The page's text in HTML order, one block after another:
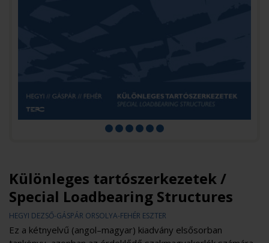
Különleges tartószerkezetek /
Special Loadbearing Structures
HEGYI DEZSŐ-GÁSPÁR ORSOLYA-FEHÉR ESZTER
Ez a kétnyelvű (angol–magyar) kiadvány elsősorban